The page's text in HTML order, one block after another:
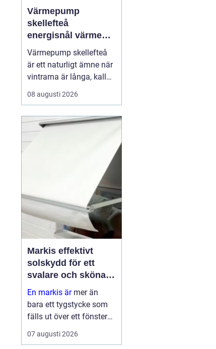
Värmepump
skellefteå
energisnål värme
för kallt klimat
Värmepump skellefteå
är ett naturligt ämne när
vintrarna är långa, kalla
och energikostnaderna
stiger. Många husägare
efter smarta sätt att
värmepump kan ge trygg
08 augusti 2026
Markis effektivt
solskydd för ett
svalare och skönare
hem
En markis ärmer än
bara ett tygstycke som
fälls ut över ett fönster
eller en altan. Rätt utvalt
solskydd kan sänka
07 augusti 2026